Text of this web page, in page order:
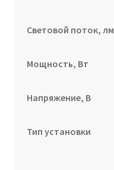
Световой поток, лм
Мощность, Вт
Напряжение, В
Тип установки